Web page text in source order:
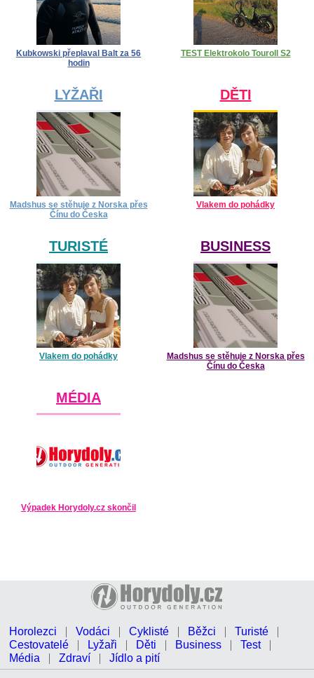
Kubkowski přeplaval Balt za 56
hodin
TEST Elektrokolo Touroll S2
LYŽAŘI
Madshus se stěhuje z Norska přes
Čínu do Česka
DĚTI
Vlakem do pohádky
TURISTÉ
Vlakem do pohádky
BUSINESS
Madshus se stěhuje z Norska přes
Čínu do Česka
MÉDIA
Výpadek Horydoly.cz skončil
Horolezci Vodáci Cyklisté Běžci
Turisté
Cestovatelé
Lyžaři Děti Business
Test
Média
Zdraví Jídlo a pití